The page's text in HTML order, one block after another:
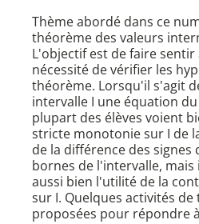
Thème abordé dans ce
théorème des valeurs
L'objectif est de faire sentir
nécessité de vérifier les
théorème. Lorsqu'il s'agit
intervalle I une équation du
plupart des élèves voient
stricte monotonie sur I de
de la différence des signes
bornes de l'intervalle, mais
aussi bien l'utilité de la
sur I. Quelques activités de
proposées pour répondre